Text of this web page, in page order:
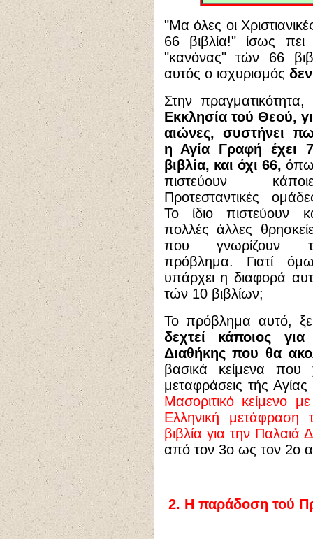
"Μα όλες οι
66 βιβλία!" ίσως
"κανόνας" τών 66
αυτός ο ισχυρισμός δεν
Στην πραγματικότητα,
Εκκλησία τού Θεού,
αιώνες, συστήνει
η Αγία Γραφή έχει
βιβλία, και όχι 66,
πιστεύουν
Προτεσταντικές
Το ίδιο πιστεύουν
πολλές άλλες
που γνωρίζουν
πρόβλημα. Γιατί
υπάρχει η διαφορά
τών 10 βιβλίων;
Το πρόβλημα αυτό,
δεχτεί κάποιος
Διαθήκης που θα
βασικά κείμενα που
μεταφράσεις τής
Μασοριτικό κείμενο
Ελληνική
βιβλία για την Παλαιά
από τον 3ο ως τον 2ο
2. Η παράδοση τού